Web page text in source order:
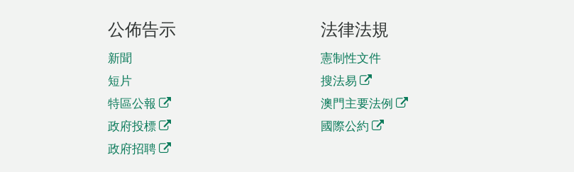
公佈告示
新聞
短片
特區公報
政府投標
政府招聘
法律法規
憲制性文件
搜法易
澳門主要法例
國際公約